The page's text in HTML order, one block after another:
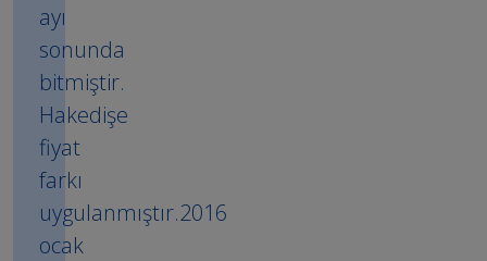
ayı
sonunda
bitmiştir.
Hakedişe
fiyat
farkı
uygulanmıştır.2016
ocak